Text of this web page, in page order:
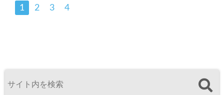
1 2 3 4